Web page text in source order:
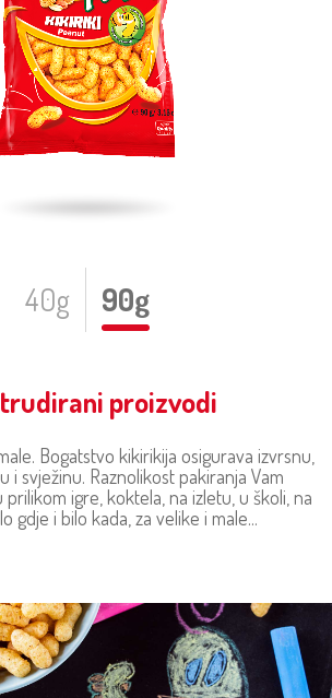
40g 90g
proizvodi
Bogatstvo kikirikija osigurava izvrsnu,
i svježinu. Raznolikost pakiranja Vam
igre, koktela, na izletu, u školi, na
gdje i bilo kada, za velike i male...